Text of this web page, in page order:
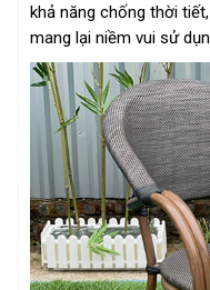
khả năng chống thời
mang lại niềm vui sử